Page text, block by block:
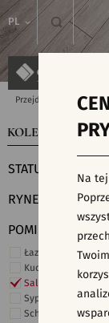
PL
Przejdź do strony
KOLEKCJE
STATUS
RYNEK
POMIESZCZENIE
Łazienka
Kuchnia
Salon i hol
Sypialnia
Schody
Na